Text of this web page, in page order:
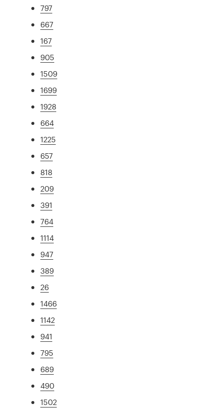
797
667
167
905
1509
1699
1928
664
1225
657
818
209
391
764
1114
947
389
26
1466
1142
941
795
689
490
1502